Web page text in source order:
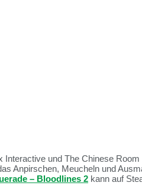
und The Chinese
Anpirschen, Meucheln und
– Bloodlines 2 kann auf